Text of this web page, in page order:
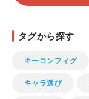
タグから探す
キーコンフィグ
キャラ選び